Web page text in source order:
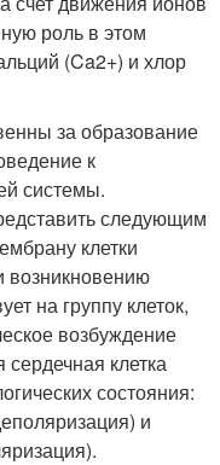
роль в этом
(Ca2+) и хлор
за образование
к
системы.
следующим
клетки
возникновению
на группу клеток,
возбуждение
клетка
состояния:
и